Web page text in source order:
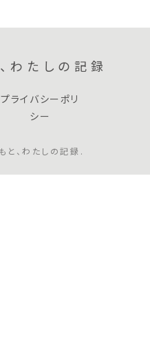
わたしの記録
プライバシーポリ
シー
、わたしの記録.